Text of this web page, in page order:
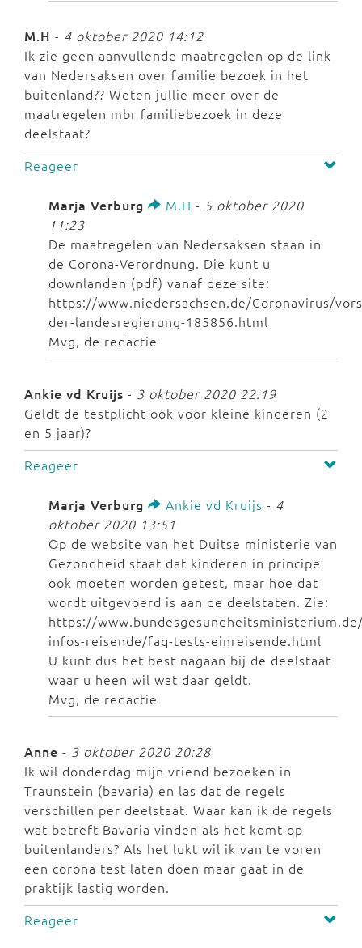
M.H - 4 oktober 2020 14:12
Ik zie geen aanvullende maatregelen op de link
van Nedersaksen over familie bezoek in het
buitenland?? Weten jullie meer over de
maatregelen mbr familiebezoek in deze
deelstaat?
Reageer
Marja Verburg M.H - 5 oktober 2020
11:23
De maatregelen van Nedersaksen staan in
de Corona-Verordnung. Die kunt u
downlanden (pdf) vanaf deze site:
https://www.niedersachsen.de/Coronavirus/
der-landesregierung-185856.html
Mvg, de redactie
Ankie vd Kruijs - 3 oktober 2020 22:19
Geldt de testplicht ook voor kleine kinderen (2
en 5 jaar)?
Reageer
Marja Verburg Ankie vd Kruijs - 4
oktober 2020 13:51
Op de website van het Duitse ministerie van
Gezondheid staat dat kinderen in principe
ook moeten worden getest, maar hoe dat
wordt uitgevoerd is aan de deelstaten. Zie:
https://
infos-reisende/faq-tests-einreisende.html
U kunt dus het best nagaan bij de deelstaat
waar u heen wil wat daar geldt.
Mvg, de redactie
Anne - 3 oktober 2020 20:28
Ik wil donderdag mijn vriend bezoeken in
Traunstein (bavaria) en las dat de regels
verschillen per deelstaat. Waar kan ik de regels
wat betreft Bavaria vinden als het komt op
buitenlanders? Als het lukt wil ik van te voren
een corona test laten doen maar gaat in de
praktijk lastig worden.
Reageer